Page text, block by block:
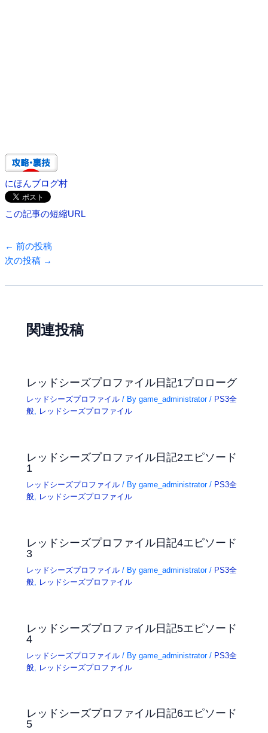
にほんブログ村
この記事の短縮URL
← 前の投稿
次の投稿 →
関連投稿
レッドシーズプロファイル日記1プロローグ
レッドシーズプロファイル / Bygame_administrator/ PS3全
般
レッドシーズプロファイル
レッドシーズプロファイル日記2エピソード
1
レッドシーズプロファイル / Bygame_administrator/ PS3全
般
レッドシーズプロファイル
レッドシーズプロファイル日記4エピソード
3
レッドシーズプロファイル / Bygame_administrator/ PS3全
般
レッドシーズプロファイル
レッドシーズプロファイル日記5エピソード
4
レッドシーズプロファイル / Bygame_administrator/ PS3全
般
レッドシーズプロファイル
レッドシーズプロファイル日記6エピソード
5